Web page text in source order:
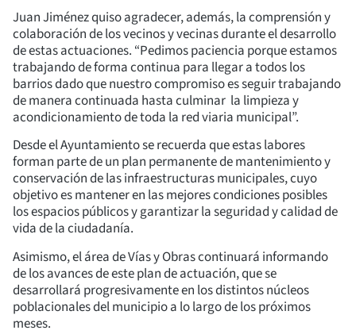
Juan Jiménez quiso agradecer, además, la comprensión y
colaboración de los vecinos y vecinas durante el desarrollo
de estas actuaciones. “Pedimos paciencia porque estamos
trabajando de forma continua para llegar a todos los
barrios dado que nuestro compromiso es seguir trabajando
de manera continuada hasta culminar la limpieza y
acondicionamiento de toda la red viaria municipal”.
Desde el Ayuntamiento se recuerda que estas labores
forman parte de un plan permanente de mantenimiento y
conservación de las infraestructuras municipales, cuyo
objetivo es mantener en las mejores condiciones posibles
los espacios públicos y garantizar la seguridad y calidad de
vida de la ciudadanía.
Asimismo, el área de Vías y Obras continuará informando
de los avances de este plan de actuación, que se
desarrollará progresivamente en los distintos núcleos
poblacionales del municipio a lo largo de los próximos
meses.